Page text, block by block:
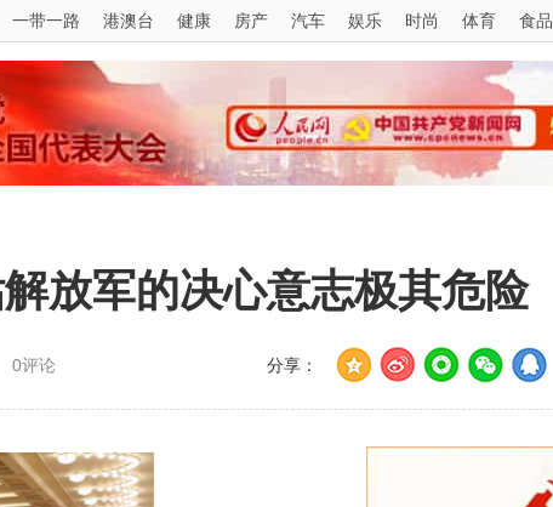
一带一路 港澳台 健康 房产 汽车 娱乐 时尚 体育 食品
放军的决心意志极其危险
0评论 分享：